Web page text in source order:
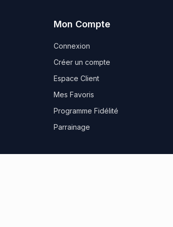
Mon Compte
Connexion
Créer un compte
Espace Client
Mes Favoris
Programme Fidélité
Parrainage